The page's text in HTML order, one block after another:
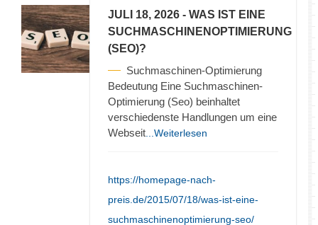
JULI 18, 2026 - WAS IST EINE
SUCHMASCHINENOPTIMIERUNG
(SEO)?
Suchmaschinen-Optimierung
Bedeutung Eine Suchmaschinen-
Optimierung (Seo) beinhaltet
verschiedenste Handlungen um eine
Webseit ...Weiterlesen
https://homepage-nach-
preis.de/2015/07/18/was-ist-eine-
suchmaschinenoptimierung-seo/